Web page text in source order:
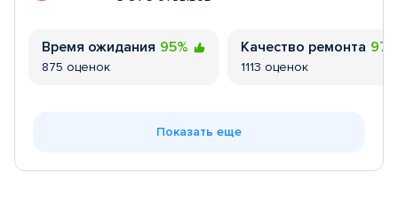
Время ожидания 95%
875 оценок
Качество ремонта
1113 оценок
Показать еще